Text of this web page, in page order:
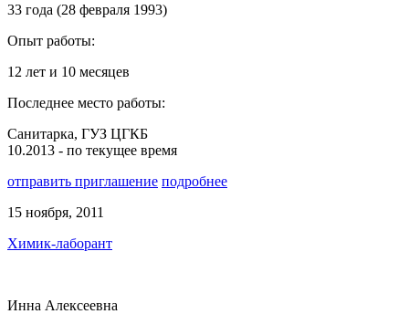
33 года (28 февраля 1993)
Опыт работы:
12 лет и 10 месяцев
Последнее место работы:
Санитарка, ГУЗ ЦГКБ
10.2013 - по текущее время
отправить приглашение подробнее
15 ноября, 2011
Химик-лаборант
Инна Алексеевна